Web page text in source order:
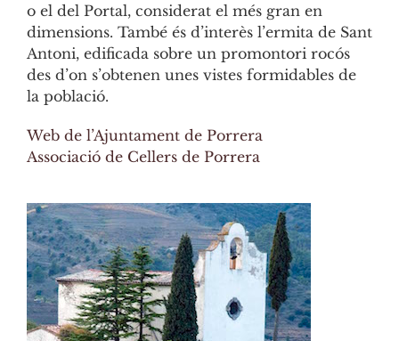
o el del Portal, considerat el més gran en
dimensions. També és d’interès l’ermita de Sant
Antoni, edificada sobre un promontori rocós
des d’on s’obtenen unes vistes formidables de
la població.
Web de l’Ajuntament de Porrera
Associació de Cellers de Porrera